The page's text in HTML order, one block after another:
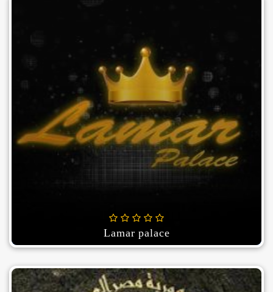
Lamar palace